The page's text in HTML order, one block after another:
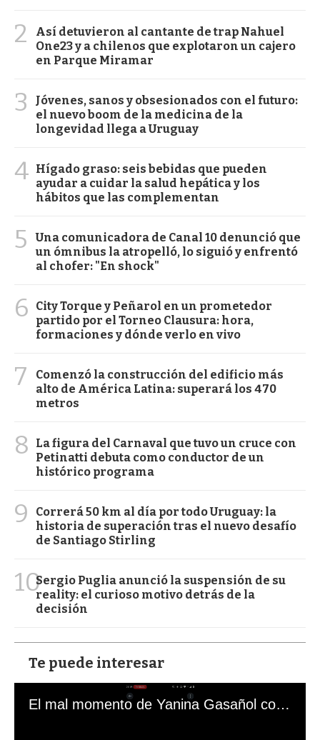
2
Así detuvieron al cantante de trap Nahuel
One23 y a chilenos que explotaron un cajero
en Parque Miramar
3
Jóvenes, sanos y obsesionados con el futuro:
el nuevo boom de la medicina de la
longevidad llega a Uruguay
4 Hígado graso: seis bebidas que pueden
ayudar a cuidar la salud hepática y los
hábitos que las complementan
5
Una comunicadora de Canal 10 denunció que
un ómnibus la atropelló, lo siguió y enfrentó
al chofer: "En shock"
6
City Torque y Peñarol en un prometedor
partido por el Torneo Clausura: hora,
formaciones y dónde verlo en vivo
7
Comenzó la construcción del edificio más
alto de América Latina: superará los 470
metros
8
La figura del Carnaval que tuvo un cruce con
Petinatti debuta como conductor de un
histórico programa
9
Correrá 50 km al día por todo Uruguay: la
historia de superación tras el nuevo desafío
de Santiago Stirling
10Sergio Puglia anunció la suspensión de su
reality: el curioso motivo detrás de la
decisión
Te puede interesar
El mal momento de Yanina Gasañol con un hincha argentino en "Subrayado"